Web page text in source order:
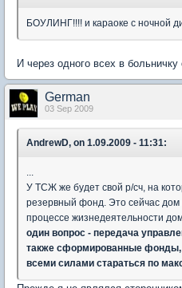
БОУЛИНГ!!!! и караоке с ночной
И через одного всех в
German
03 Sep 2009
AndrewD, on 1.09.2009 - 11:31:
У ТСЖ же будет свой р/сч, на
резервный фонд. Это сейчас дом
процессе жизнедеятельности
один вопрос - передача
также сформированные фонды,
всеми силами стараться по